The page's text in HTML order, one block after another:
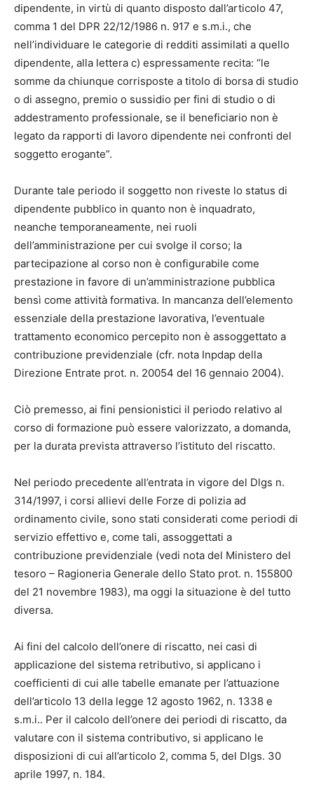
dipendente, in virtù di quanto disposto dall’articolo 47,
comma 1 del DPR 22/12/1986 n. 917 e s.m.i., che
nell’individuare le categorie di redditi assimilati a quello
dipendente, alla lettera c) espressamente recita: “le
somme da chiunque corrisposte a titolo di borsa di studio
o di assegno, premio o sussidio per fini di studio o di
addestramento professionale, se il beneficiario non è
legato da rapporti di lavoro dipendente nei confronti del
soggetto erogante”.
Durante tale periodo il soggetto non riveste lo status di
dipendente pubblico in quanto non è inquadrato,
neanche temporaneamente, nei ruoli
dell’amministrazione per cui svolge il corso; la
partecipazione al corso non è configurabile come
prestazione in favore di un’amministrazione pubblica
bensì come attività formativa. In mancanza dell’elemento
essenziale della prestazione lavorativa, l’eventuale
trattamento economico percepito non è assoggettato a
contribuzione previdenziale (cfr. nota Inpdap della
Direzione Entrate prot. n. 20054 del 16 gennaio 2004).
Ciò premesso, ai fini pensionistici il periodo relativo al
corso di formazione può essere valorizzato, a domanda,
per la durata prevista attraverso l’istituto del riscatto.
Nel periodo precedente all’entrata in vigore del Dlgs n.
314/1997, i corsi allievi delle Forze di polizia ad
ordinamento civile, sono stati considerati come periodi di
servizio effettivo e, come tali, assoggettati a
contribuzione previdenziale (vedi nota del Ministero del
tesoro – Ragioneria Generale dello Stato prot. n. 155800
del 21 novembre 1983), ma oggi la situazione è del tutto
diversa.
Ai fini del calcolo dell’onere di riscatto, nei casi di
applicazione del sistema retributivo, si applicano i
coefficienti di cui alle tabelle emanate per l’attuazione
dell’articolo 13 della legge 12 agosto 1962, n. 1338 e
s.m.i.. Per il calcolo dell’onere dei periodi di riscatto, da
valutare con il sistema contributivo, si applicano le
disposizioni di cui all’articolo 2, comma 5, del Dlgs. 30
aprile 1997, n. 184.